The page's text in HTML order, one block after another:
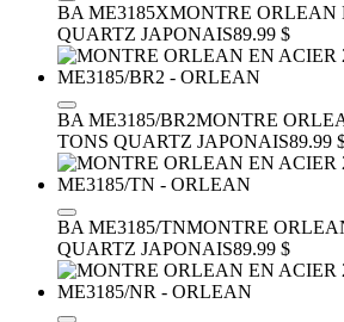
BA ME3185XMONTRE ORLEAN
QUARTZ JAPONAIS89.99 $
BA ME3185/BR2MONTRE
TONS QUARTZ JAPONAIS89.99
BA ME3185/TNMONTRE
QUARTZ JAPONAIS89.99 $